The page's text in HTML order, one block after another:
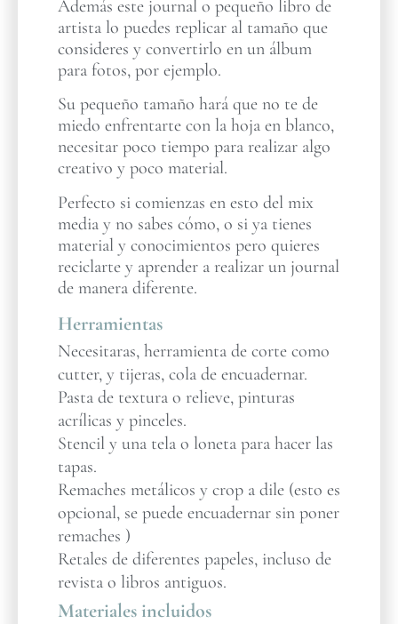
Además este journal o pequeño libro de
artista lo puedes replicar al tamaño que
consideres y convertirlo en un álbum
para fotos, por ejemplo.
Su pequeño tamaño hará que no te de
miedo enfrentarte con la hoja en blanco,
necesitar poco tiempo para realizar algo
creativo y poco material.
Perfecto si comienzas en esto del mix
media y no sabes cómo, o si ya tienes
material y conocimientos pero quieres
reciclarte y aprender a realizar un journal
de manera diferente.
Herramientas
Necesitaras, herramienta de corte como
cutter, y tijeras, cola de encuadernar.
Pasta de textura o relieve, pinturas
acrílicas y pinceles.
Stencil y una tela o loneta para hacer las
tapas.
Remaches metálicos y crop a dile (esto es
opcional, se puede encuadernar sin poner
remaches )
Retales de diferentes papeles, incluso de
revista o libros antiguos.
Materiales incluidos